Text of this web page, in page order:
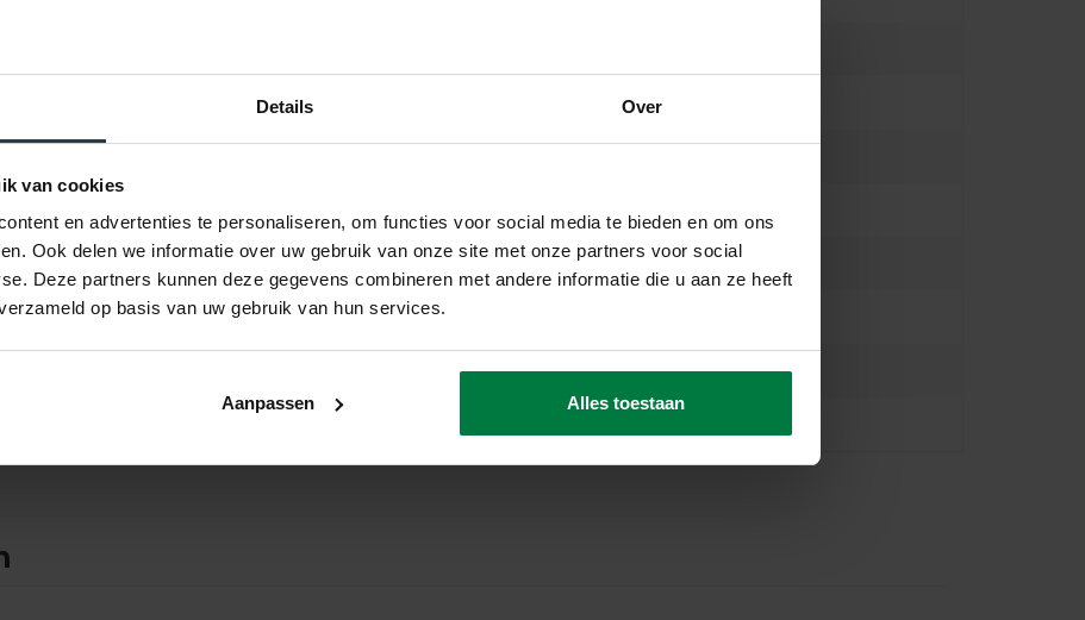
Details Over
van cookies
en advertenties te personaliseren, om functies voor social media te bieden en om ons
Ook delen we informatie over uw gebruik van onze site met onze partners voor social
Deze partners kunnen deze gegevens combineren met andere informatie die u aan ze heeft
op basis van uw gebruik van hun services.
Aanpassen Alles toestaan
Turkije
2 Jaar Fabrieksgarantie